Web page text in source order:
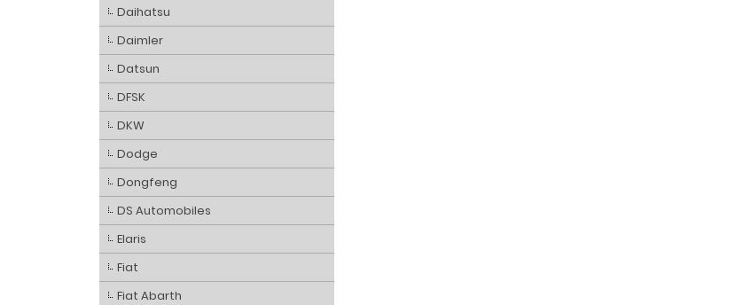
Daihatsu
Daimler
Datsun
DFSK
DKW
Dodge
Dongfeng
DS Automobiles
Elaris
Fiat
Fiat Abarth